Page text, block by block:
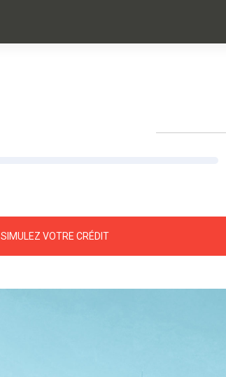
SIMULEZ VOTRE CRÉDIT